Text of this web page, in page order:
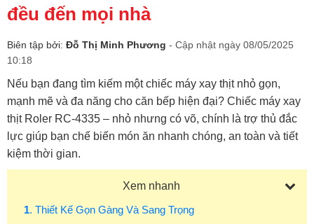
đều đến mọi nhà
Biên tập bởi: Đỗ Thị Minh Phương - Cập nhật ngày 08/05/2025
10:18
Nếu bạn đang tìm kiếm một chiếc máy xay thịt nhỏ gọn,
mạnh mẽ và đa năng cho căn bếp hiện đại? Chiếc máy xay
thịt Roler RC-4335 – nhỏ nhưng có võ, chính là trợ thủ đắc
lực giúp bạn chế biến món ăn nhanh chóng, an toàn và tiết
kiệm thời gian.
Xem nhanh
1. Thiết Kế Gọn Gàng Và Sang Trọng